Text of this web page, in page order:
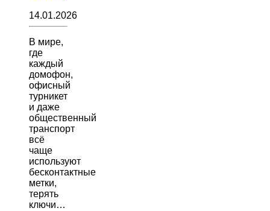
14.01.2026
В мире,
где
каждый
домофон,
офисный
турникет
и даже
общественный
транспорт
всё
чаще
используют
бесконтактные
метки,
терять
ключи…